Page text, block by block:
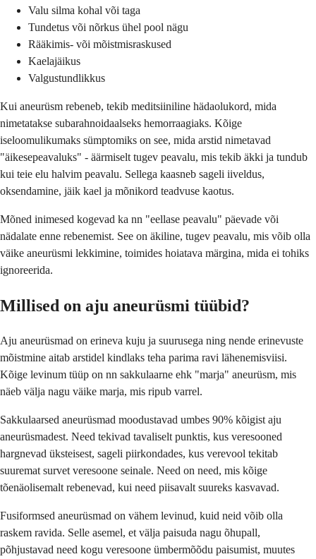
Valu silma kohal või taga
Tundetus või nõrkus ühel pool nägu
Rääkimis- või mõistmisraskused
Kaelajäikus
Valgustundlikkus
Kui aneurüsm rebeneb, tekib meditsiiniline hädaolukord, mida
nimetatakse subarahnoidaalseks hemorraagiaks. Kõige
iseloomulikumaks sümptomiks on see, mida arstid nimetavad
"äikesepeavaluks" - äärmiselt tugev peavalu, mis tekib äkki ja tundub
kui teie elu halvim peavalu. Sellega kaasneb sageli iiveldus,
oksendamine, jäik kael ja mõnikord teadvuse kaotus.
Mõned inimesed kogevad ka nn "eellase peavalu" päevade või
nädalate enne rebenemist. See on äkiline, tugev peavalu, mis võib olla
väike aneurüsmi lekkimine, toimides hoiatava märgina, mida ei tohiks
ignoreerida.
Millised on aju aneurüsmi tüübid?
Aju aneurüsmad on erineva kuju ja suurusega ning nende erinevuste
mõistmine aitab arstidel kindlaks teha parima ravi lähenemisviisi.
Kõige levinum tüüp on nn sakkulaarne ehk "marja" aneurüsm, mis
näeb välja nagu väike marja, mis ripub varrel.
Sakkulaarsed aneurüsmad moodustavad umbes 90% kõigist aju
aneurüsmadest. Need tekivad tavaliselt punktis, kus veresooned
hargnevad üksteisest, sageli piirkondades, kus verevool tekitab
suuremat survet veresoone seinale. Need on need, mis kõige
tõenäolisemalt rebenevad, kui need piisavalt suureks kasvavad.
Fusiformsed aneurüsmad on vähem levinud, kuid neid võib olla
raskem ravida. Selle asemel, et välja paisuda nagu õhupall,
põhjustavad need kogu veresoone ümbermõõdu paisumist, muutes